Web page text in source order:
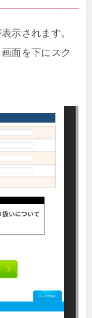
示されます。
面を下にスク